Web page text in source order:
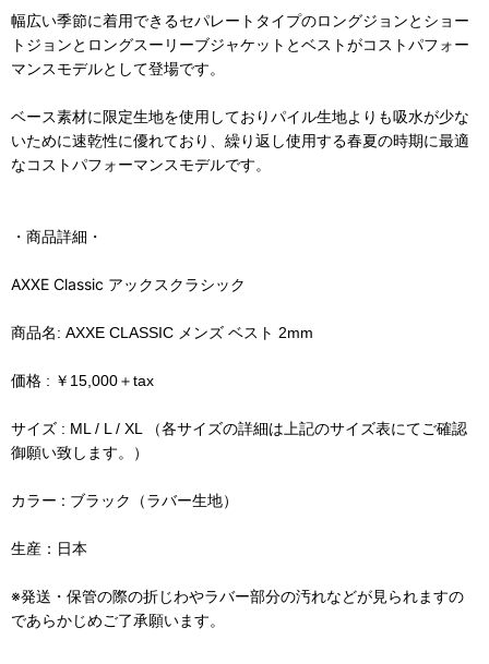
幅広い季節に着用できるセパレートタイプのロングジョンとショー
トジョンとロングスーリーブジャケットとベストがコストパフォー
マンスモデルとして登場です。
ベース素材に限定生地を使用しておりパイル生地よりも吸水が少な
いために速乾性に優れており、繰り返し使用する春夏の時期に最適
なコストパフォーマンスモデルです。
・商品詳細・
AXXE Classic アックスクラシック
商品名: AXXE CLASSIC メンズ ベスト 2mm
価格 : ￥15,000＋tax
サイズ : ML / L / XL （各サイズの詳細は上記のサイズ表にてご確認
御願い致します。）
カラー : ブラック（ラバー生地）
生産：日本
※発送・保管の際の折じわやラバー部分の汚れなどが見られますの
であらかじめご了承願います。